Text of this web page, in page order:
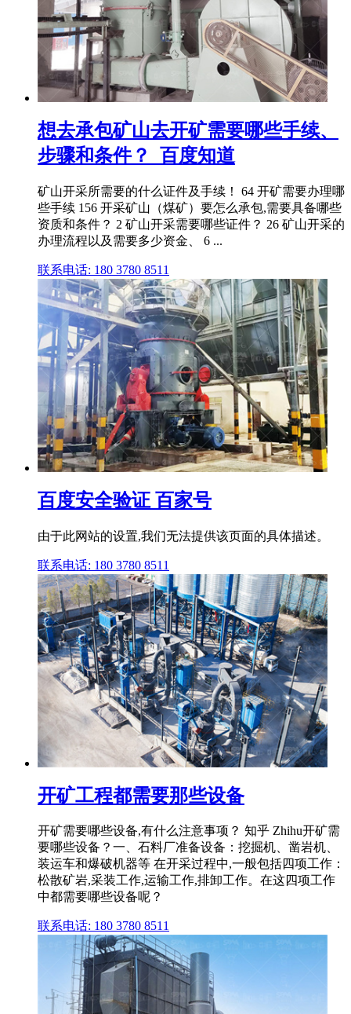
想去承包矿山去开矿需要哪些手续、
步骤和条件？_百度知道
矿山开采所需要的什么证件及手续！ 64 开矿需要办理哪
些手续 156 开采矿山（煤矿）要怎么承包,需要具备哪些
资质和条件？ 2 矿山开采需要哪些证件？ 26 矿山开采的
办理流程以及需要多少资金、 6 ...
联系电话: 180 3780 8511
百度安全验证 百家号
由于此网站的设置,我们无法提供该页面的具体描述。
联系电话: 180 3780 8511
开矿工程都需要那些设备
开矿需要哪些设备,有什么注意事项？ 知乎 Zhihu开矿需
要哪些设备？一、石料厂准备设备：挖掘机、凿岩机、
装运车和爆破机器等 在开采过程中,一般包括四项工作：
松散矿岩,采装工作,运输工作,排卸工作。在这四项工作
中都需要哪些设备呢？
联系电话: 180 3780 8511